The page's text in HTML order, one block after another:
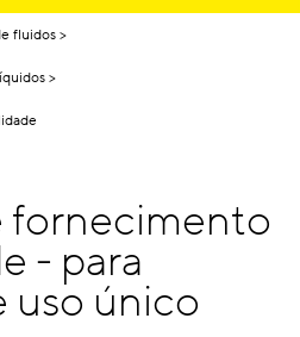
fluidos
fornecimento
- para
uso único